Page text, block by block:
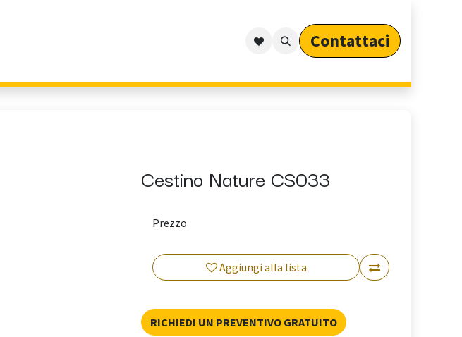
Arredo Outdoor per Privati
Contattaci​​​​​​
Cestino Nature CS033
Aggiungi alla lista
Prezzo
RICHIEDI UN PREVENTIVO GRATUITO